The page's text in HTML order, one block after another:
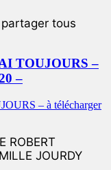
tous
TOUJOURS –
–
ROBERT
JOURDY